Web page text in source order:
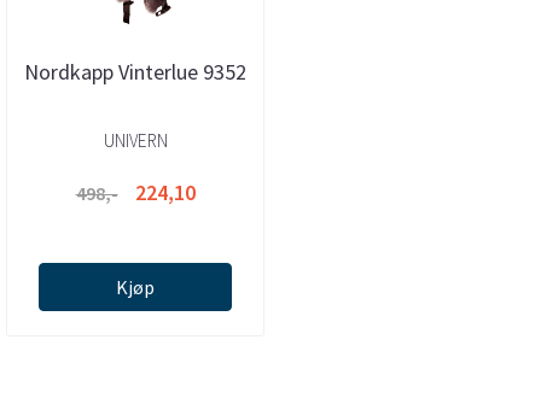
Nordkapp Vinterlue 9352
UNIVERN
498,- 224,10
Kjøp